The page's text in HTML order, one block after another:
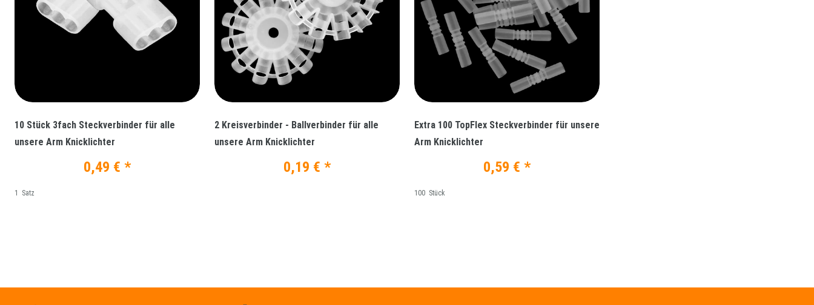
10 Stück 3fach Steckverbinder für alle
unsere Arm Knicklichter
0,49 € *
1 Satz
2 Kreisverbinder - Ballverbinder für alle
unsere Arm Knicklichter
0,19 € *
Extra 100 TopFlex Steckverbinder für unsere
Arm Knicklichter
0,59 € *
100 Stück